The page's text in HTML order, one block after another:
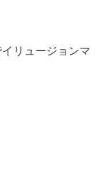
リュージョンマ